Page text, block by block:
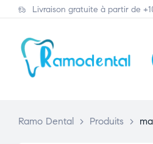
Livraison gratuite à partir de
Ramo Dental > Produits >